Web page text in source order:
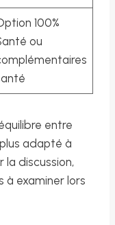
100%
ou
entre
adapté à
la discussion,
à examiner lors